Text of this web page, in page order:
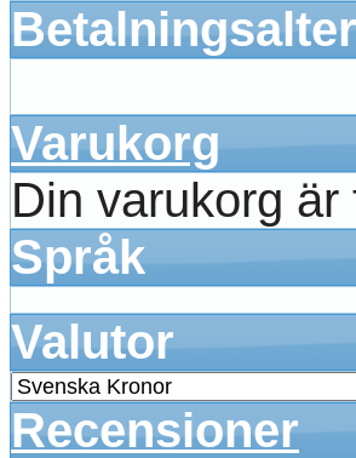
Varukorg
Din varukorg är
Språk
Valutor
Recensioner